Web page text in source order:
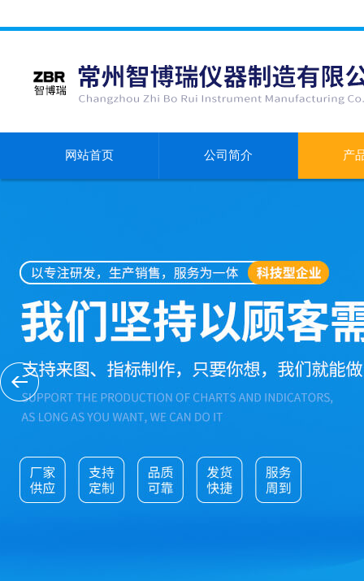
网站首页 公司简介 产